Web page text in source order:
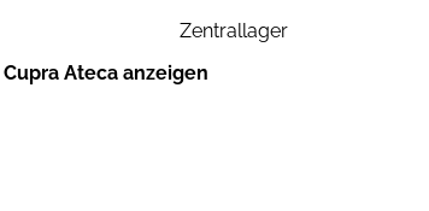
Zentrallager
Ateca anzeigen